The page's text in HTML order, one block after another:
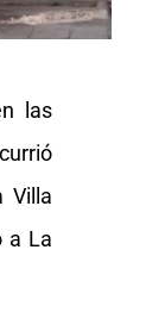
las
Villa
a La